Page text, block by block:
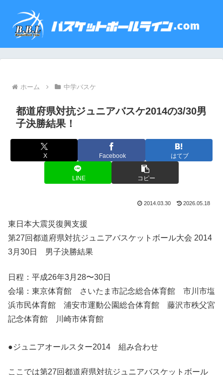
ホーム 中学バスケ
都道府県対抗ジュニアバスケ2014の3/30男
子決勝結果！
X Facebook はてブ
LINE コピー
2014.03.30 2026.05.18
東日本大震災復興支援
第27回都道府県対抗ジュニアバスケットボール大会 2014
3月30日 男子決勝結果
日程：平成26年3月28〜30日
会場：東京体育館 さいたま市記念総合体育館 市川市塩
浜市民体育館 浦安市運動公園総合体育館 藤沢市秩父宮
記念体育館 川崎市体育館
●ジュニアオールスター2014 組み合わせ
ここでは第27回都道府県対抗ジュニアバスケットボール